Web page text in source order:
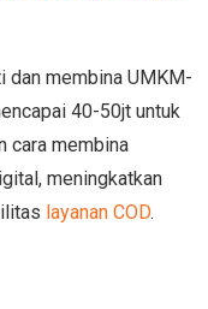
dan membina UMKM-
40-50jt untuk
cara membina
meningkatkan
layanan COD.